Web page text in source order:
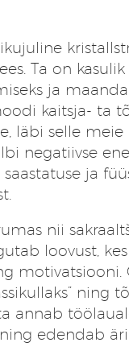
Ta on
ja
kaitsja- ta
läbi selle
negatiivse
ja
nii
loovust,
ning
annab
edendab